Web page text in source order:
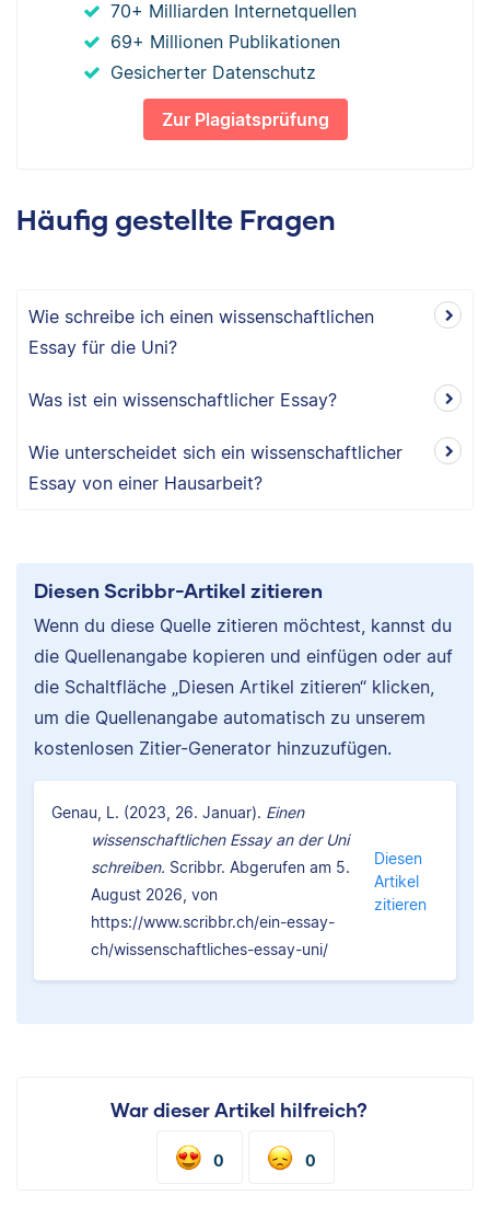
70+ Milliarden Internetquellen
69+ Millionen Publikationen
Gesicherter Datenschutz
Zur Plagiatsprüfung
Häufig gestellte Fragen
Wie schreibe ich einen wissenschaftlichen
Essay für die Uni?
Was ist ein wissenschaftlicher Essay?
Wie unterscheidet sich ein wissenschaftlicher
Essay von einer Hausarbeit?
Diesen Scribbr-Artikel zitieren
Wenn du diese Quelle zitieren möchtest, kannst du
die Quellenangabe kopieren und einfügen oder auf
die Schaltfläche „Diesen Artikel zitieren“ klicken,
um die Quellenangabe automatisch zu unserem
kostenlosen Zitier-Generator hinzuzufügen.
Genau, L. (2023, 26. Januar). Einen
wissenschaftlichen Essay an der Uni
schreiben. Scribbr. Abgerufen am 5.
August 2026, von
https://www.scribbr.ch/ein-essay-
ch/wissenschaftliches-essay-uni/
Diesen
Artikel
zitieren
War dieser Artikel hilfreich?
0 0